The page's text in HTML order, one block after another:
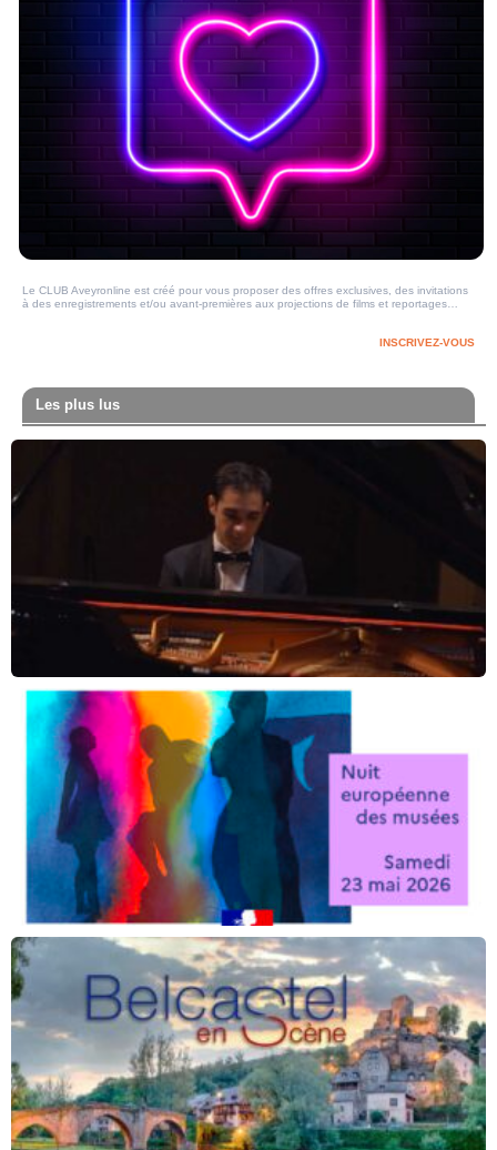
Le CLUB Aveyronline est créé pour vous proposer des offres exclusives, des invitations
à des enregistrements et/ou avant-premières aux projections de films et reportages…
INSCRIVEZ-VOUS
Les plus lus